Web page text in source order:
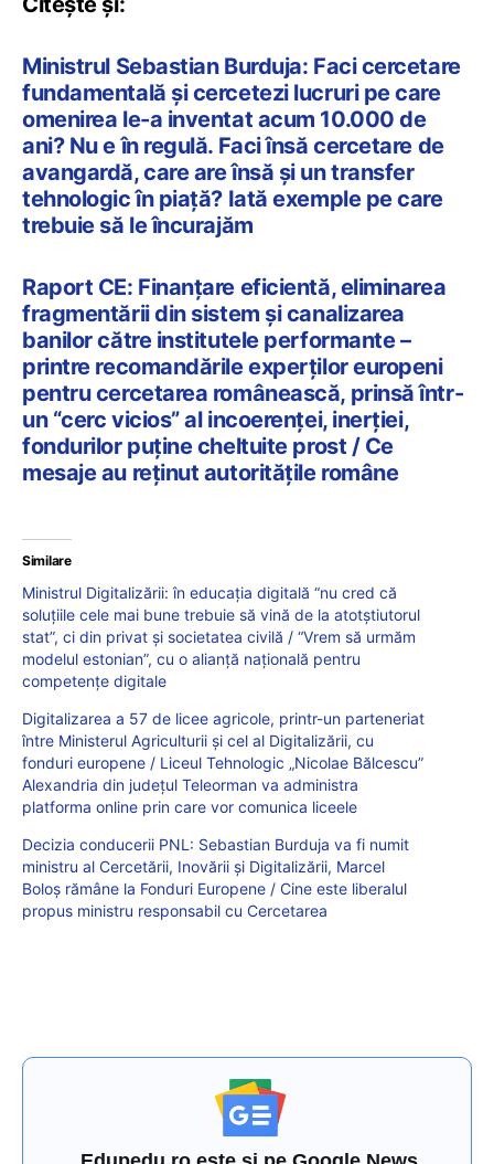
Ministrul Sebastian Burduja: Faci cercetare
fundamentală și cercetezi lucruri pe care
omenirea le-a inventat acum 10.000 de
ani? Nu e în regulă. Faci însă cercetare de
avangardă, care are însă și un transfer
tehnologic în piață? Iată exemple pe care
trebuie să le încurajăm
Raport CE: Finanțare eficientă, eliminarea
fragmentării din sistem și canalizarea
banilor către institutele performante –
printre recomandările experților europeni
pentru cercetarea românească, prinsă într-
un “cerc vicios” al incoerenței, inerției,
fondurilor puține cheltuite prost / Ce
mesaje au reținut autoritățile române
Similare
Ministrul Digitalizării: în educația digitală “nu cred că
soluțiile cele mai bune trebuie să vină de la atotștiutorul
stat”, ci din privat și societatea civilă / “Vrem să urmăm
modelul estonian”, cu o alianță națională pentru
competențe digitale
Digitalizarea a 57 de licee agricole, printr-un parteneriat
între Ministerul Agriculturii și cel al Digitalizării, cu
fonduri europene / Liceul Tehnologic „Nicolae Bălcescu”
Alexandria din județul Teleorman va administra
platforma online prin care vor comunica liceele
Decizia conducerii PNL: Sebastian Burduja va fi numit
ministru al Cercetării, Inovării și Digitalizării, Marcel
Boloș rămâne la Fonduri Europene / Cine este liberalul
propus ministru responsabil cu Cercetarea